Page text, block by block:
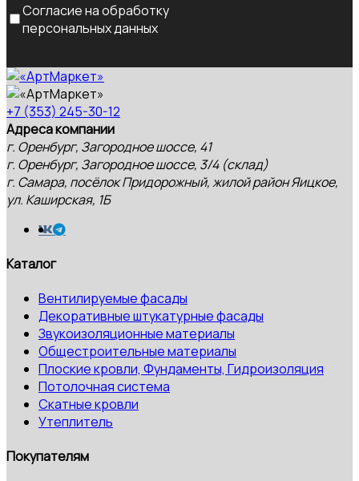
Согласие на обработку
персональных данных
+7 (353) 245-30-12
Адреса компании
г. Оренбург, Загородное шоссе, 41
г. Оренбург, Загородное шоссе, 3/4 (склад)
г. Самара, посёлок Придорожный, жилой район Яицкое,
ул. Каширская, 1Б
Каталог
Вентилируемые фасады
Декоративные штукатурные фасады
Звукоизоляционные материалы
Общестроительные материалы
Плоские кровли, Фундаменты, Гидроизоляция
Потолочная система
Скатные кровли
Утеплитель
Покупателям